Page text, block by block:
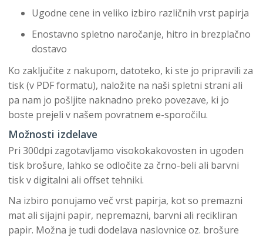
Ugodne cene in veliko izbiro različnih vrst papirja
Enostavno spletno naročanje, hitro in brezplačno
dostavo
Ko zaključite z nakupom, datoteko, ki ste jo pripravili za
tisk (v PDF formatu), naložite na naši spletni strani ali
pa nam jo pošljite naknadno preko povezave, ki jo
boste prejeli v našem povratnem e-sporočilu.
Možnosti izdelave
Pri 300dpi zagotavljamo visokokakovosten in ugoden
tisk brošure, lahko se odločite za črno-beli ali barvni
tisk v digitalni ali offset tehniki.
Na izbiro ponujamo več vrst papirja, kot so premazni
mat ali sijajni papir, nepremazni, barvni ali recikliran
papir. Možna je tudi dodelava naslovnice oz. brošure